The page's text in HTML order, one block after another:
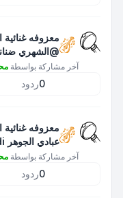
معزوفه
@الشهري
آخر مشاركة بواسطة
0ردود
معزوفه
عبادي الجوهر islam_dridi
آخر مشاركة بواسطة
0ردود